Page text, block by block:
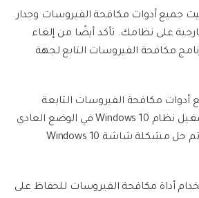
جميع أدوات مكافحة الفيروسات وجدار
على نظامك. تأكد أيضًا من إلغاء
مكافحة الفيروسات التابع لجهة
أدوات مكافحة الفيروسات التابعة
لجهات خارجية ، أعد تشغيل نظام Windows 10 في الوضع العادي
للتحقق مما إذا كان قد تم حل مشكلة شاشة Windows 10
أداة مكافحة الفيروسات للحفاظ على